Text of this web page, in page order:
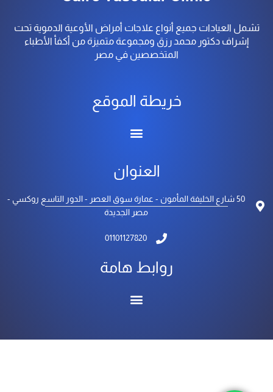
تشمل العيادات جميع أنواع علاجات أمراض الأوعية الدموية تحت
إشراف دكتور محمد رزق ومجموعة متميزة من أكفأ الأطباء
المتخصصين في مصر
خريطة الموقع
العنوان
50 شارع الخليفة المأمون - عمارة سوق العصر - الدور التاسع روكسي -
مصر الجديدة
01101127820
روابط هامة